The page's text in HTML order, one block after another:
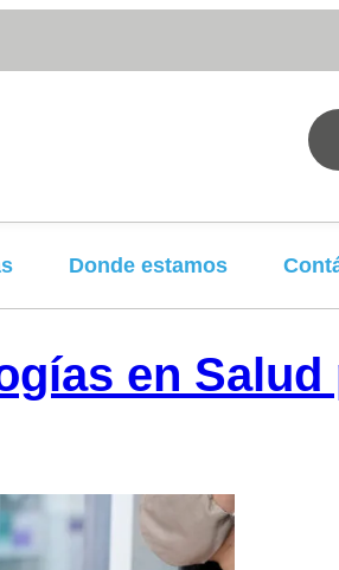
Donde estamos
en